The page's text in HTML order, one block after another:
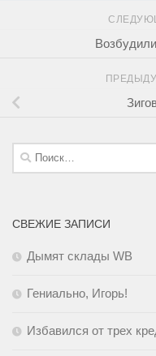
Найти:
СВЕЖИЕ ЗАПИСИ
Дымят склады WB
Гениально, Игорь!
Избавился от трех